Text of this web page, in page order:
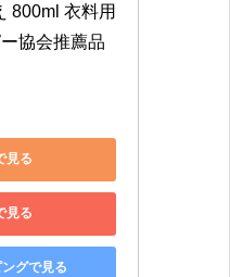
800ml 衣料用
協会推薦品
見る
見る
グで見る